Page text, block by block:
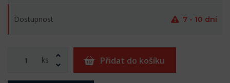
Dostupnost 7 - 10 dní
ks Přidat do košíku